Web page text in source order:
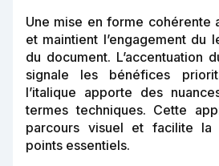
Une mise en forme cohérente
et maintient l’engagement du
du document. L’accentuation
signale les bénéfices
l’italique apporte des
termes techniques. Cette
parcours visuel et facilite la
points essentiels.